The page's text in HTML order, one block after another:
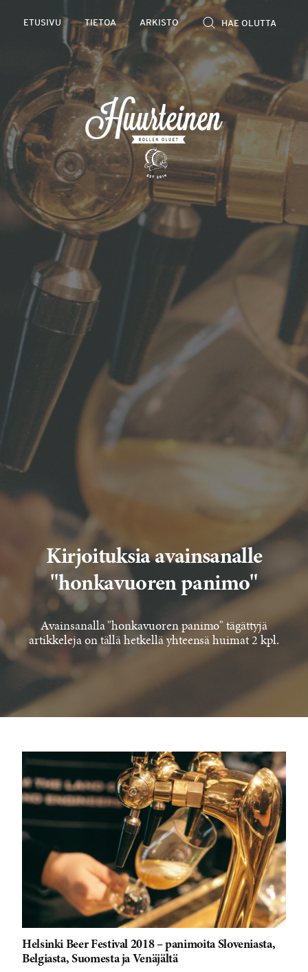
ETUSIVU TIETOA ARKISTO
Kirjoituksia avainsanalle
"honkavuoren panimo"
Avainsanalla "honkavuoren panimo" tägättyjä
artikkeleja on tällä hetkellä yhteensä huimat 2 kpl.
Helsinki Beer Festival 2018 – panimoita Sloveniasta,
Belgiasta, Suomesta ja Venäjältä